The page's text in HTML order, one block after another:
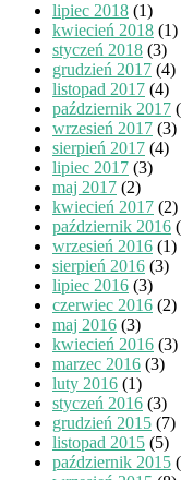
lipiec 2018 (1)
kwiecień 2018 (1)
styczeń 2018 (3)
grudzień 2017 (4)
listopad 2017 (4)
październik 2017
wrzesień 2017 (3)
sierpień 2017 (4)
lipiec 2017 (3)
maj 2017 (2)
kwiecień 2017 (2)
październik 2016
wrzesień 2016 (1)
sierpień 2016 (3)
lipiec 2016 (3)
czerwiec 2016 (2)
maj 2016 (3)
kwiecień 2016 (3)
marzec 2016 (3)
luty 2016 (1)
styczeń 2016 (3)
grudzień 2015 (7)
listopad 2015 (5)
październik 2015